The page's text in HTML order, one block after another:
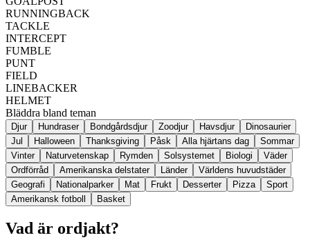
RUNNINGBACK
TACKLE
INTERCEPT
FUMBLE
PUNT
FIELD
LINEBACKER
HELMET
Bläddra bland teman
Djur Hundraser Bondgårdsdjur Zoodjur Havsdjur
Dinosaurier
Jul
Halloween Thanksgiving Påsk Alla hjärtans dag
Sommar
Vinter
Naturvetenskap Rymden Solsystemet Biologi
Väder
Ordförråd
Amerikanska delstater Länder
Världens huvudstäder
Geografi
Nationalparker Mat Frukt Desserter Pizza
Sport
Amerikansk fotboll
Basket
Vad är ordjakt?